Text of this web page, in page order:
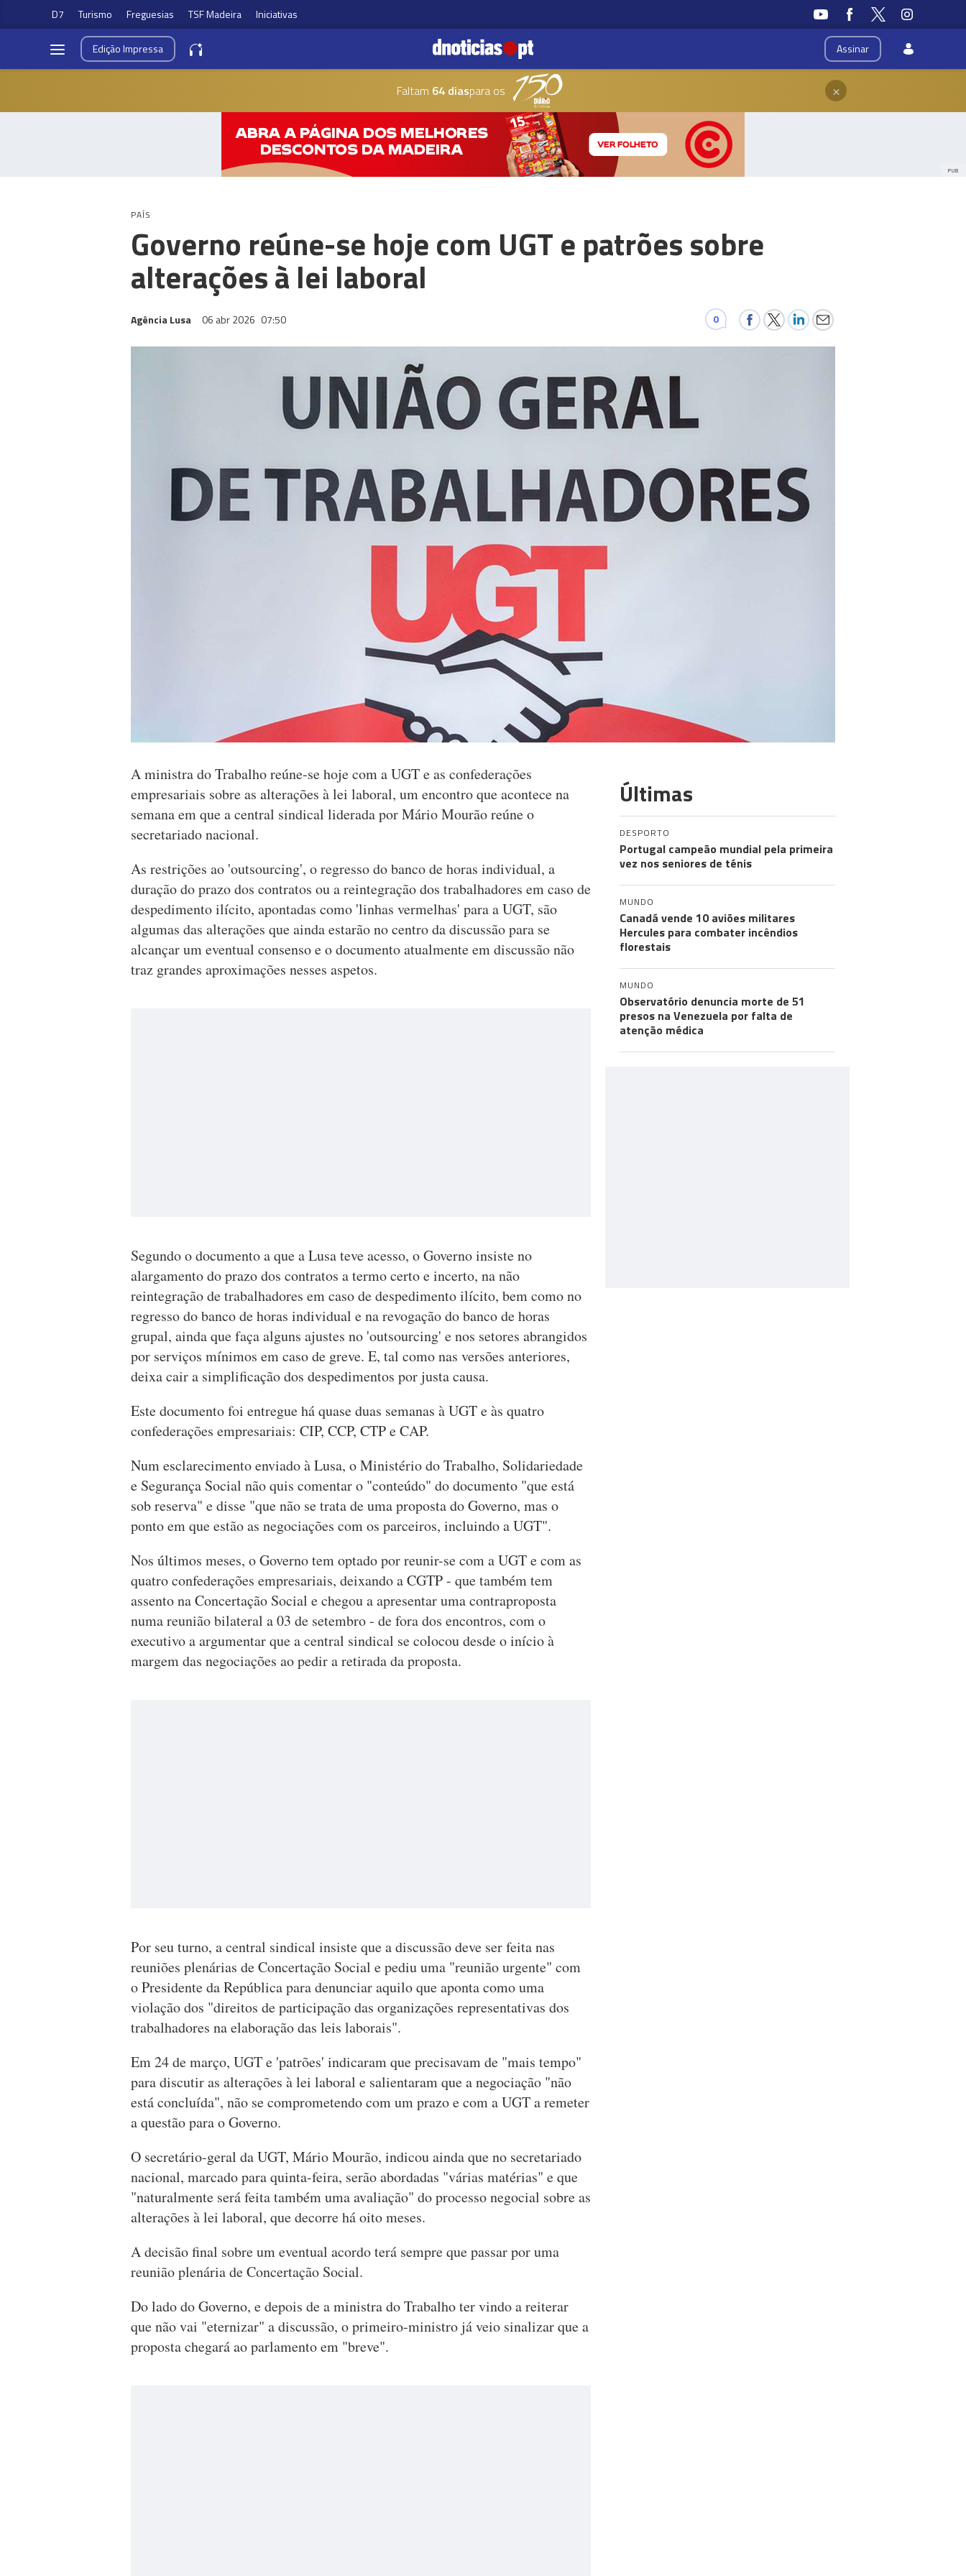
D7 Turismo Freguesias TSF Madeira Iniciativas
Assinar
EdiçãoImpressa
Faltam 64 diaspara os ×
PUB
PAÍS
Governo reúne-se hoje com UGT e patrões sobre
alterações à lei laboral
Agência Lusa 06 abr 2026 07:50 0
A ministra do Trabalho reúne-se hoje com a UGT e as confederações
empresariais sobre as alterações à lei laboral, um encontro que acontece na
semana em que a central sindical liderada por Mário Mourão reúne o
secretariado nacional.
As restrições ao 'outsourcing', o regresso do banco de horas individual, a
duração do prazo dos contratos ou a reintegração dos trabalhadores em caso de
despedimento ilícito, apontadas como 'linhas vermelhas' para a UGT, são
algumas das alterações que ainda estarão no centro da discussão para se
alcançar um eventual consenso e o documento atualmente em discussão não
traz grandes aproximações nesses aspetos.
Segundo o documento a que a Lusa teve acesso, o Governo insiste no
alargamento do prazo dos contratos a termo certo e incerto, na não
reintegração de trabalhadores em caso de despedimento ilícito, bem como no
regresso do banco de horas individual e na revogação do banco de horas
grupal, ainda que faça alguns ajustes no 'outsourcing' e nos setores abrangidos
por serviços mínimos em caso de greve. E, tal como nas versões anteriores,
deixa cair a simplificação dos despedimentos por justa causa.
Este documento foi entregue há quase duas semanas à UGT e às quatro
confederações empresariais: CIP, CCP, CTP e CAP.
Num esclarecimento enviado à Lusa, o Ministério do Trabalho, Solidariedade
e Segurança Social não quis comentar o "conteúdo" do documento "que está
sob reserva" e disse "que não se trata de uma proposta do Governo, mas o
ponto em que estão as negociações com os parceiros, incluindo a UGT".
Nos últimos meses, o Governo tem optado por reunir-se com a UGT e com as
quatro confederações empresariais, deixando a CGTP - que também tem
assento na Concertação Social e chegou a apresentar uma contraproposta
numa reunião bilateral a 03 de setembro - de fora dos encontros, com o
executivo a argumentar que a central sindical se colocou desde o início à
margem das negociações ao pedir a retirada da proposta.
Por seu turno, a central sindical insiste que a discussão deve ser feita nas
reuniões plenárias de Concertação Social e pediu uma "reunião urgente" com
o Presidente da República para denunciar aquilo que aponta como uma
violação dos "direitos de participação das organizações representativas dos
trabalhadores na elaboração das leis laborais".
Em 24 de março, UGT e 'patrões' indicaram que precisavam de "mais tempo"
para discutir as alterações à lei laboral e salientaram que a negociação "não
está concluída", não se comprometendo com um prazo e com a UGT a remeter
a questão para o Governo.
O secretário-geral da UGT, Mário Mourão, indicou ainda que no secretariado
nacional, marcado para quinta-feira, serão abordadas "várias matérias" e que
"naturalmente será feita também uma avaliação" do processo negocial sobre as
alterações à lei laboral, que decorre há oito meses.
A decisão final sobre um eventual acordo terá sempre que passar por uma
reunião plenária de Concertação Social.
Do lado do Governo, e depois de a ministra do Trabalho ter vindo a reiterar
que não vai "eternizar" a discussão, o primeiro-ministro já veio sinalizar que a
proposta chegará ao parlamento em "breve".
Últimas
DESPORTO
Portugal campeão mundial pela primeira
vez nos seniores de ténis
MUNDO
Canadá vende 10 aviões militares
Hercules para combater incêndios
florestais
MUNDO
Observatório denuncia morte de 51
presos na Venezuela por falta de
atenção médica